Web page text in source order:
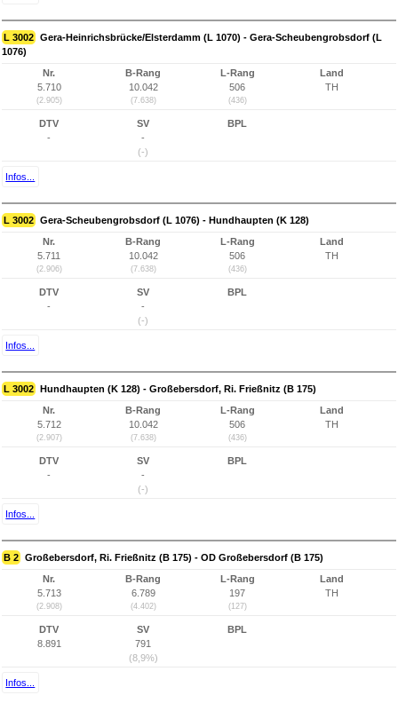
L 3002 Gera-Heinrichsbrücke/Elsterdamm (L 1070) - Gera-Scheubengrobsdorf (L
1076)
Nr.
5.710
(2.905)
B-Rang
10.042
(7.638)
L-Rang
506
(436)
Land
TH
DTV
-
SV
-
(-)
BPL
Infos...
L 3002 Gera-Scheubengrobsdorf (L 1076) - Hundhaupten (K 128)
Nr.
5.711
(2.906)
B-Rang
10.042
(7.638)
L-Rang
506
(436)
Land
TH
DTV
-
SV
-
(-)
BPL
Infos...
L 3002 Hundhaupten (K 128) - Großebersdorf, Ri. Frießnitz (B 175)
Nr.
5.712
(2.907)
B-Rang
10.042
(7.638)
L-Rang
506
(436)
Land
TH
DTV
-
SV
-
(-)
BPL
Infos...
B 2 Großebersdorf, Ri. Frießnitz (B 175) - OD Großebersdorf (B 175)
Nr.
5.713
(2.908)
B-Rang
6.789
(4.402)
L-Rang
197
(127)
Land
TH
DTV
8.891
SV
791
(8,9%)
BPL
Infos...